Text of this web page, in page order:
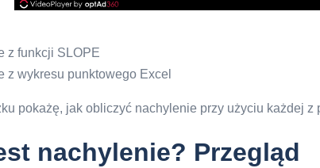
z funkcji SLOPE
z wykresu punktowego Excel
pokażę, jak obliczyć nachylenie przy użyciu każdej z
nachylenie? Przegląd